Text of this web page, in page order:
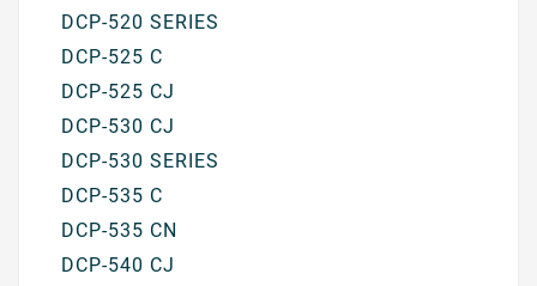
DCP-520 SERIES
DCP-525 C
DCP-525 CJ
DCP-530 CJ
DCP-530 SERIES
DCP-535 C
DCP-535 CN
DCP-540 CJ